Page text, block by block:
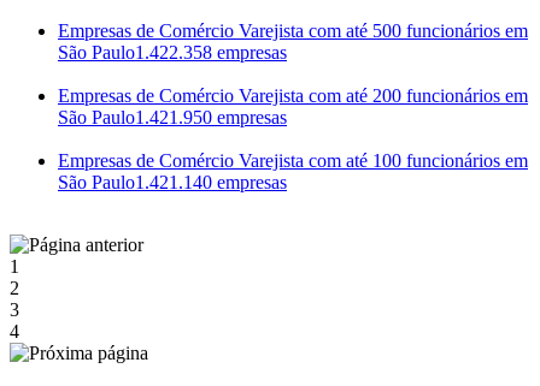
Empresas de Comércio Varejista com até 500 funcionários em
São Paulo1.422.358 empresas
Empresas de Comércio Varejista com até 200 funcionários em
São Paulo1.421.950 empresas
Empresas de Comércio Varejista com até 100 funcionários em
São Paulo1.421.140 empresas
1
2
3
4